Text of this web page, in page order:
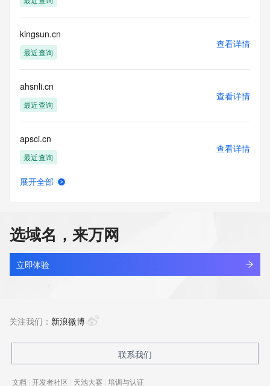
kingsun.cn
最近查询
查看详情
ahsnli.cn
最近查询
查看详情
apsci.cn
最近查询
查看详情
hctou.com.cn
最近查询
查看详情
最近查询
展开全部
选域名，来万网
立即体验
关注我们： 新浪微博
联系我们
文档 | 开发者社区 | 天池大赛 | 培训与认证